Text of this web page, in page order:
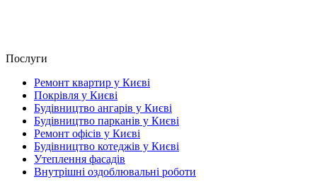
Послуги
Ремонт квартир у Києві
Покрівля у Києві
Будівництво ангарів у Києві
Будівництво парканів у Києві
Ремонт офісів у Києві
Будівництво котеджів у Києві
Утеплення фасадів
Внутрішні оздоблювальні роботи